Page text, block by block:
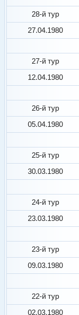
28-й тур
27.04.1980
27-й тур
12.04.1980
26-й тур
05.04.1980
25-й тур
30.03.1980
24-й тур
23.03.1980
23-й тур
09.03.1980
22-й тур
02.03.1980